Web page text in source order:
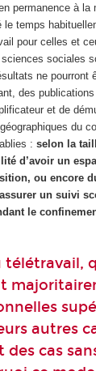
permanence à la
le temps
pour celles et
sociales
ne pourront
des
et de
du
: selon la
d’avoir un
ou encore
un suivi
le
télétravail,
autres
des cas